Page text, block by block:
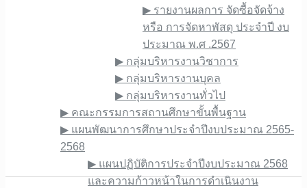
▶︎ รายงานผลการ จัดซื้อจัดจ้าง
หรือ การจัดหาพัสดุ ประจําปี งบ
ประมาณ พ.ศ .2567
▶︎ กลุ่มบริหารงานวิชาการ
▶︎ กลุ่มบริหารงานบุคล
▶︎ กลุ่มบริหารงานทั่วไป
▶︎ คณะกรรมการสถานศึกษาขั้นพื้นฐาน
▶︎ แผนพัฒนาการศึกษาประจำปีงบประมาณ 2565-
2568
▶︎ แผนปฏิบัติการประจำปีงบประมาณ 2568
และความก้าวหน้าในการดำเนินงาน